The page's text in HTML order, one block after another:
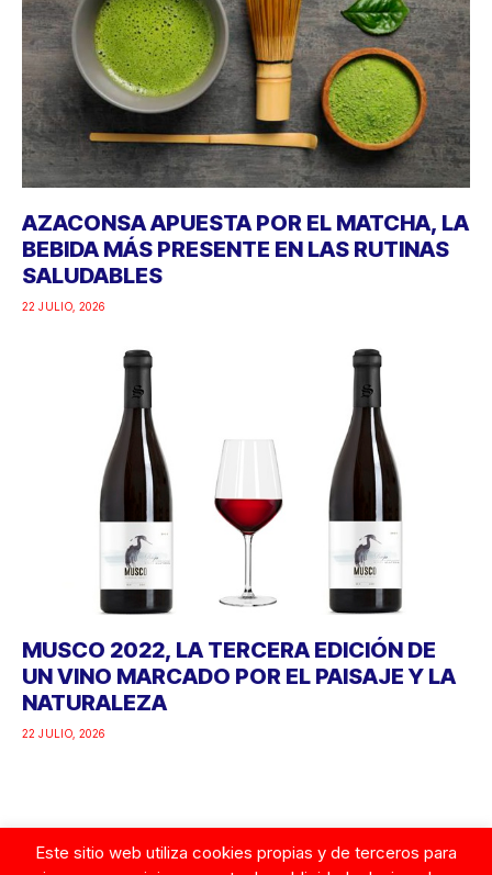
AZACONSA APUESTA POR EL MATCHA, LA
BEBIDA MÁS PRESENTE EN LAS RUTINAS
SALUDABLES
22 JULIO, 2026
MUSCO 2022, LA TERCERA EDICIÓN DE
UN VINO MARCADO POR EL PAISAJE Y LA
NATURALEZA
22 JULIO, 2026
Google
Este sitio web utiliza cookies propias y de terceros para